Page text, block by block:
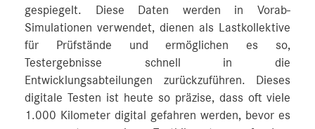
gespiegelt. Diese Daten werden in Vorab-
Simulationen verwendet, dienen als Lastkollektive
für Prüfstände und ermöglichen es so,
Testergebnisse schnell in die
Entwicklungsabteilungen zurückzuführen. Dieses
digitale Testen ist heute so präzise, dass oft viele
1.000 Kilometer digital gefahren werden, bevor es